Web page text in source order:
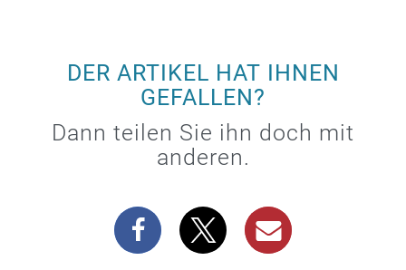
DER ARTIKEL HAT IHNEN
GEFALLEN?
Dann teilen Sie ihn doch mit
anderen.